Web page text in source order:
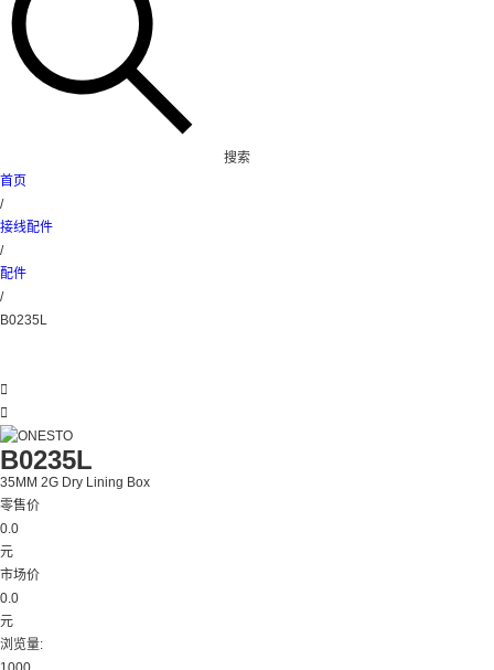
搜索
首页
/
接线配件
/
配件
/
B0235L


B0235L
35MM 2G Dry Lining Box
零售价
0.0
元
市场价
0.0
元
浏览量: